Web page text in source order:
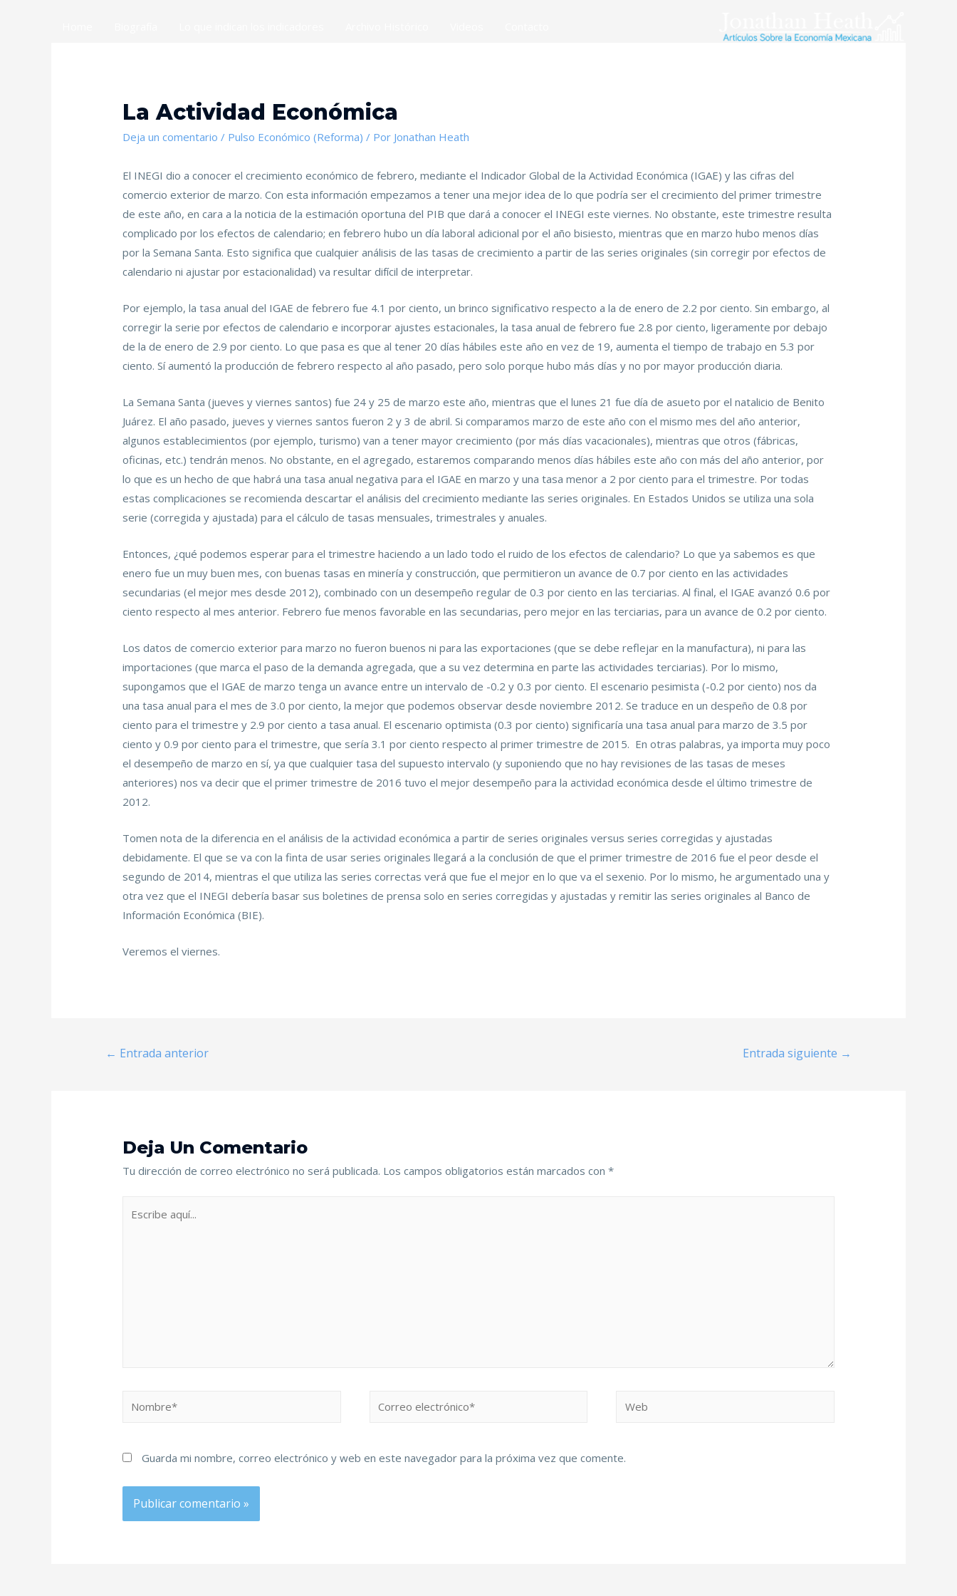
La Actividad Económica
Deja un comentario / Pulso Económico (Reforma) / Por Jonathan Heath
El INEGI dio a conocer el crecimiento económico de febrero, mediante el Indicador Global de la Actividad Económica (IGAE) y las cifras del
comercio exterior de marzo. Con esta información empezamos a tener una mejor idea de lo que podría ser el crecimiento del primer trimestre
de este año, en cara a la noticia de la estimación oportuna del PIB que dará a conocer el INEGI este viernes. No obstante, este trimestre resulta
complicado por los efectos de calendario; en febrero hubo un día laboral adicional por el año bisiesto, mientras que en marzo hubo menos días
por la Semana Santa. Esto significa que cualquier análisis de las tasas de crecimiento a partir de las series originales (sin corregir por efectos de
calendario ni ajustar por estacionalidad) va resultar difícil de interpretar.
Por ejemplo, la tasa anual del IGAE de febrero fue 4.1 por ciento, un brinco significativo respecto a la de enero de 2.2 por ciento. Sin embargo, al
corregir la serie por efectos de calendario e incorporar ajustes estacionales, la tasa anual de febrero fue 2.8 por ciento, ligeramente por debajo
de la de enero de 2.9 por ciento. Lo que pasa es que al tener 20 días hábiles este año en vez de 19, aumenta el tiempo de trabajo en 5.3 por
ciento. Sí aumentó la producción de febrero respecto al año pasado, pero solo porque hubo más días y no por mayor producción diaria.
La Semana Santa (jueves y viernes santos) fue 24 y 25 de marzo este año, mientras que el lunes 21 fue día de asueto por el natalicio de Benito
Juárez. El año pasado, jueves y viernes santos fueron 2 y 3 de abril. Si comparamos marzo de este año con el mismo mes del año anterior,
algunos establecimientos (por ejemplo, turismo) van a tener mayor crecimiento (por más días vacacionales), mientras que otros (fábricas,
oficinas, etc.) tendrán menos. No obstante, en el agregado, estaremos comparando menos días hábiles este año con más del año anterior, por
lo que es un hecho de que habrá una tasa anual negativa para el IGAE en marzo y una tasa menor a 2 por ciento para el trimestre. Por todas
estas complicaciones se recomienda descartar el análisis del crecimiento mediante las series originales. En Estados Unidos se utiliza una sola
serie (corregida y ajustada) para el cálculo de tasas mensuales, trimestrales y anuales.
Entonces, ¿qué podemos esperar para el trimestre haciendo a un lado todo el ruido de los efectos de calendario? Lo que ya sabemos es que
enero fue un muy buen mes, con buenas tasas en minería y construcción, que permitieron un avance de 0.7 por ciento en las actividades
secundarias (el mejor mes desde 2012), combinado con un desempeño regular de 0.3 por ciento en las terciarias. Al final, el IGAE avanzó 0.6 por
ciento respecto al mes anterior. Febrero fue menos favorable en las secundarias, pero mejor en las terciarias, para un avance de 0.2 por ciento.
Los datos de comercio exterior para marzo no fueron buenos ni para las exportaciones (que se debe reflejar en la manufactura), ni para las
importaciones (que marca el paso de la demanda agregada, que a su vez determina en parte las actividades terciarias). Por lo mismo,
supongamos que el IGAE de marzo tenga un avance entre un intervalo de -0.2 y 0.3 por ciento. El escenario pesimista (-0.2 por ciento) nos da
una tasa anual para el mes de 3.0 por ciento, la mejor que podemos observar desde noviembre 2012. Se traduce en un despeño de 0.8 por
ciento para el trimestre y 2.9 por ciento a tasa anual. El escenario optimista (0.3 por ciento) significaría una tasa anual para marzo de 3.5 por
ciento y 0.9 por ciento para el trimestre, que sería 3.1 por ciento respecto al primer trimestre de 2015. En otras palabras, ya importa muy poco
el desempeño de marzo en sí, ya que cualquier tasa del supuesto intervalo (y suponiendo que no hay revisiones de las tasas de meses
anteriores) nos va decir que el primer trimestre de 2016 tuvo el mejor desempeño para la actividad económica desde el último trimestre de
2012.
Tomen nota de la diferencia en el análisis de la actividad económica a partir de series originales versus series corregidas y ajustadas
debidamente. El que se va con la finta de usar series originales llegará a la conclusión de que el primer trimestre de 2016 fue el peor desde el
segundo de 2014, mientras el que utiliza las series correctas verá que fue el mejor en lo que va el sexenio. Por lo mismo, he argumentado una y
otra vez que el INEGI debería basar sus boletines de prensa solo en series corregidas y ajustadas y remitir las series originales al Banco de
Información Económica (BIE).
Veremos el viernes.
← Entrada anterior Entrada siguiente →
Deja Un Comentario
Tu dirección de correo electrónico no será publicada. Los campos obligatorios están marcados con*
Guarda mi nombre, correo electrónico y web en este navegador para la próxima vez que comente.